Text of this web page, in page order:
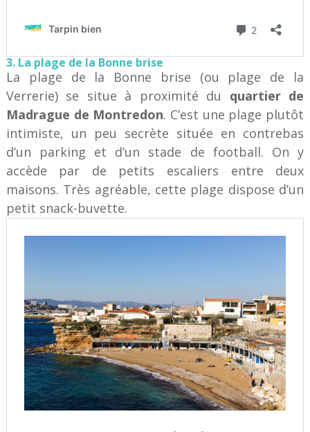
3. La plage de la Bonne brise
La plage de la Bonne brise (ou plage de la
Verrerie) se situe à proximité du quartier de
Madrague de Montredon. C’est une plage plutôt
intimiste, un peu secrète située en contrebas
d’un parking et d’un stade de football. On y
accède par de petits escaliers entre deux
maisons. Très agréable, cette plage dispose d’un
petit snack-buvette.